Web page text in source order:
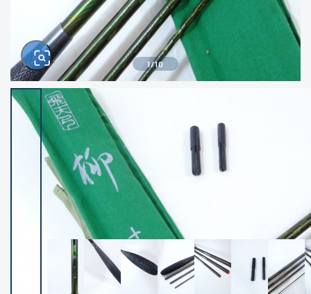
イシグロ焼津店
イシグロ掛川店
イシグロ沼津店
イシグロ駿東柿田川店
イシグロ豊川店
イシグロ磐田店
イシグロ富士店
イシグロ御殿場店
イシグロ伊東店
(102119)
(2946)
1/10